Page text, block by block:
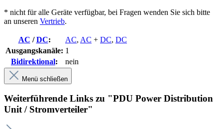
* nicht für alle Geräte verfügbar, bei Fragen wenden Sie sich bitte
an unseren Vertrieb.
AC /DC: AC, AC + DC, DC
Ausgangskanäle: 1
Bidirektional: nein
Menü schließen
Weiterführende Links zu "PDU Power Distribution
Unit / Stromverteiler"